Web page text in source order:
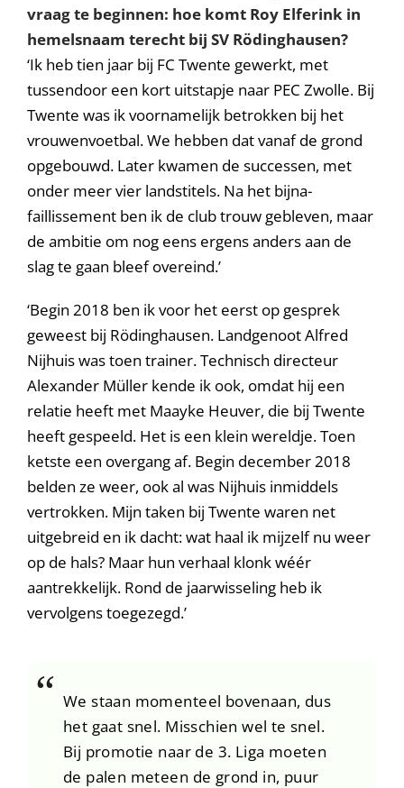
vraag te beginnen: hoe komt Roy Elferink in
hemelsnaam terecht bij SV Rödinghausen?
‘Ik heb tien jaar bij FC Twente gewerkt, met
tussendoor een kort uitstapje naar PEC Zwolle. Bij
Twente was ik voornamelijk betrokken bij het
vrouwenvoetbal. We hebben dat vanaf de grond
opgebouwd. Later kwamen de successen, met
onder meer vier landstitels. Na het bijna-
faillissement ben ik de club trouw gebleven, maar
de ambitie om nog eens ergens anders aan de
slag te gaan bleef overeind.’
‘Begin 2018 ben ik voor het eerst op gesprek
geweest bij Rödinghausen. Landgenoot Alfred
Nijhuis was toen trainer. Technisch directeur
Alexander Müller kende ik ook, omdat hij een
relatie heeft met Maayke Heuver, die bij Twente
heeft gespeeld. Het is een klein wereldje. Toen
ketste een overgang af. Begin december 2018
belden ze weer, ook al was Nijhuis inmiddels
vertrokken. Mijn taken bij Twente waren net
uitgebreid en ik dacht: wat haal ik mijzelf nu weer
op de hals? Maar hun verhaal klonk wéér
aantrekkelijk. Rond de jaarwisseling heb ik
vervolgens toegezegd.’
We staan momenteel bovenaan, dus
het gaat snel. Misschien wel te snel.
Bij promotie naar de 3. Liga moeten
de palen meteen de grond in, puur